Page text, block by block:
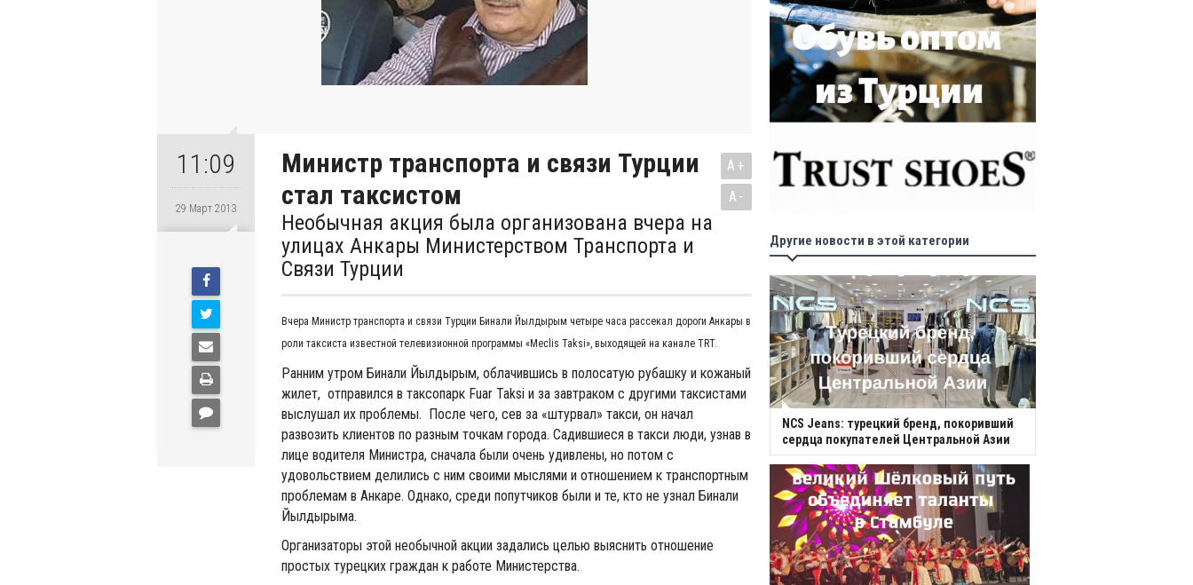
11:09
29 Март 2013
Министр транспорта и связи Турции
стал таксистом
Необычная акция была организована вчера на
улицах Анкары Министерством Транспорта и
Связи Турции
A+
A-
Вчера Министр транспорта и связи Турции Бинали Йылдырым четыре часа рассекал дороги Анкары в
роли таксиста известной телевизионной программы «Meclis Taksi», выходящей на канале TRT.
Ранним утром Бинали Йылдырым, облачившись в полосатую рубашку и кожаный
жилет, отправился в таксопарк Fuar Taksi и за завтраком с другими таксистами
выслушал их проблемы. После чего, сев за «штурвал» такси, он начал
развозить клиентов по разным точкам города. Садившиеся в такси люди, узнав в
лице водителя Министра, сначала были очень удивлены, но потом с
удовольствием делились с ним своими мыслями и отношением к транспортным
проблемам в Анкаре. Однако, среди попутчиков были и те, кто не узнал Бинали
Йылдырыма.
Организаторы этой необычной акции задались целью выяснить отношение
простых турецких граждан к работе Министерства.
Другие новости в этой категории
NCS Jeans: турецкий бренд, покоривший
сердца покупателей Центральной Азии